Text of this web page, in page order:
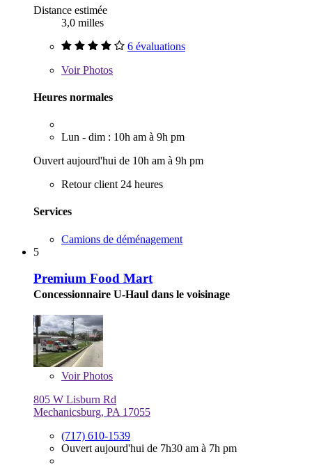
Distance estimée
3,0 milles
6 évaluations
VoirPhotos
Heures normales
Lun - dim : 10h am à 9h pm
Ouvert aujourd'hui de 10h am à 9h pm
Retour client 24 heures
Services
Camions de déménagement
5
Premium Food Mart
Concessionnaire U-Haul dans le voisinage
VoirPhotos
805 W Lisburn Rd
Mechanicsburg, PA 17055
(717) 610-1539
Ouvert aujourd'hui de 7h30 am à 7h pm